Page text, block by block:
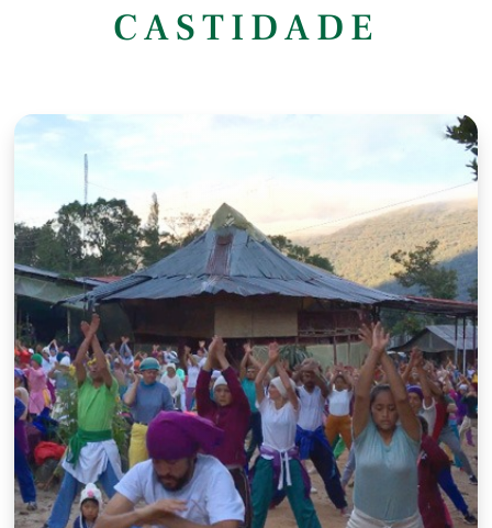
CASTIDADE